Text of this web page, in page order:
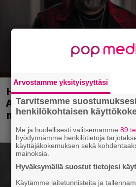
Huomenna se ilmestyy –
A.W. Yrjänän
mammuttimainen
Arvostamme yksityisyyttäsi
Tarvitsemme
henkilökohtaisen
Me ja huolellisesti valitsemamme89
hyödynnämme henkilötietoja
käyttäjäkokemuksen sekä
mainoksia.
Hyväksymällä suostut tietojesi
Käytämme laitetunnisteita ja